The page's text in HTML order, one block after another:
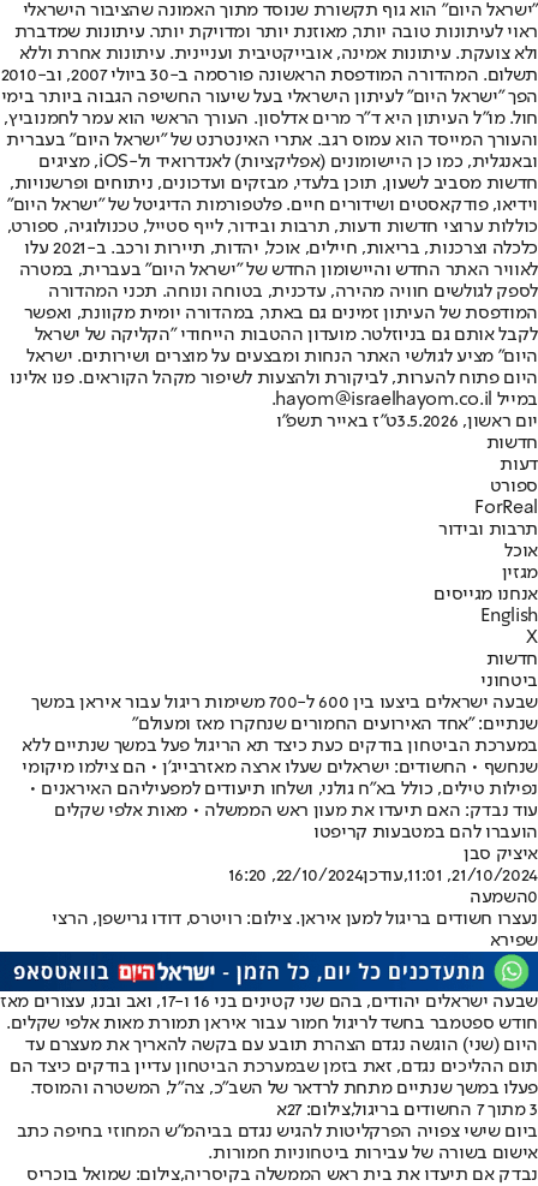
"ישראל היום" הוא גוף תקשורת שנוסד מתוך האמונה שהציבור הישראלי
ראוי לעיתונות טובה יותר, מאוזנת יותר ומדויקת יותר. עיתונות שמדברת
ולא צועקת. עיתונות אמינה, אובייקטיבית ועניינית. עיתונות אחרת וללא
תשלום. המהדורה המודפסת הראשונה פורסמה ב-30 ביולי 2007, וב-2010
הפך "ישראל היום" לעיתון הישראלי בעל שיעור החשיפה הגבוה ביותר בימי
חול. מו"ל העיתון היא ד"ר מרים אדלסון. העורך הראשי הוא עמר לחמנוביץ,
והעורך המייסד הוא עמוס רגב. אתרי האינטרנט של "ישראל היום" בעברית
ובאנגלית, כמו כן היישומונים (אפליקציות) לאנדרואיד ול-iOS, מציגים
חדשות מסביב לשעון, תוכן בלעדי, מבזקים ועדכונים, ניתוחים ופרשנויות,
וידיאו, פודקאסטים ושידורים חיים. פלטפורמות הדיגיטל של "ישראל היום"
כוללות ערוצי חדשות ודעות, תרבות ובידור, לייף סטייל, טכנולוגיה, ספורט,
כלכלה וצרכנות, בריאות, חיילים, אוכל, יהדות, תיירות ורכב. ב-2021 עלו
לאוויר האתר החדש והיישומון החדש של "ישראל היום" בעברית, במטרה
לספק לגולשים חוויה מהירה, עדכנית, בטוחה ונוחה. תכני המהדורה
המודפסת של העיתון זמינים גם באתר, במהדורה יומית מקוונת, ואפשר
לקבל אותם גם בניוזלטר. מועדון ההטבות הייחודי "הקליקה של ישראל
היום" מציע לגולשי האתר הנחות ומבצעים על מוצרים ושירותים. ישראל
היום פתוח להערות, לביקורת ולהצעות לשיפור מקהל הקוראים. פנו אלינו
במייל hayom@israelhayom.co.il.
יום ראשון, 3.5.2026
ט"ז באייר תשפ"ו
חדשות
דעות
ספורט
ForReal
תרבות ובידור
אוכל
מגזין
אנחנו מגייסים
English
X
חדשות
ביטחוני
שבעה ישראלים ביצעו בין 600 ל-700 משימות ריגול עבור איראן במשך
שנתיים: "אחד האירועים החמורים שנחקרו מאז ומעולם״
במערכת הביטחון בודקים כעת כיצד תא הריגול פעל במשך שנתיים ללא
שנחשף • החשודים: ישראלים שעלו ארצה מאזרבייג'ן • הם צילמו מיקומי
נפילות טילים, כולל בא"ח גולני, ושלחו תיעודים למפעיליהם האיראנים •
עוד נבדק: האם תיעדו את מעון ראש הממשלה • מאות אלפי שקלים
הועברו להם במטבעות קריפטו
איציק סבן
21/10/2024, 11:01
,עודכן22/10/2024, 16:20
0השמעה
נעצרו חשודים בריגול למען איראן. צילום: רויטרס, דודו גרישפן, הרצי
שפירא
שבעה ישראלים יהודים, בהם שני קטינים בני 16 ו-17, ואב ובנו, עצורים מאז
חודש ספטמבר בחשד לריגול חמור עבור איראן תמורת מאות אלפי שקלים.
היום (שני) הוגשה נגדם הצהרת תובע עם בקשה להאריך את מעצרם עד
תום ההליכים נגדם, זאת בזמן שבמערכת הביטחון עדיין בודקים כיצד הם
פעלו במשך שנתיים מתחת לרדאר של השב"כ, צה"ל, המשטרה והמוסד.
3 מתוך 7 החשודים בריגול,צילום: 27א
ביום שישי צפויה הפרקליטות להגיש נגדם בביהמ"ש המחוזי בחיפה כתב
אישום בשורה של עבירות ביטחוניות חמורות.
נבדק אם תיעדו את בית ראש הממשלה בקיסריה,צילום: שמואל בוכריס